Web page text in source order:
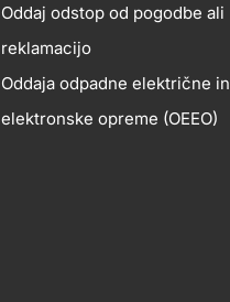
Oddaj odstop od pogodbe ali
reklamacijo
Oddaja odpadne električne in
elektronske opreme (OEEO)